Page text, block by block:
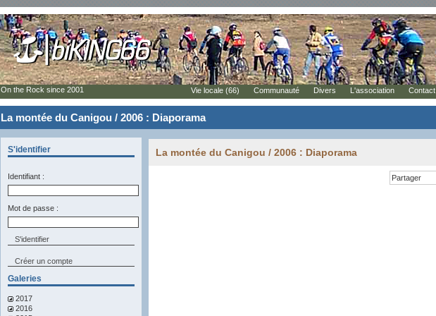
La montée du Canigou / 2006 : Diaporama
S'identifier
Identifiant :
Mot de passe :
Créer un compte
Galeries
2017
2016
La montée du Canigou / 2006 : Diaporama
Partager
On the Rock since 2001 Vie locale (66) Communauté Divers L'association Contact